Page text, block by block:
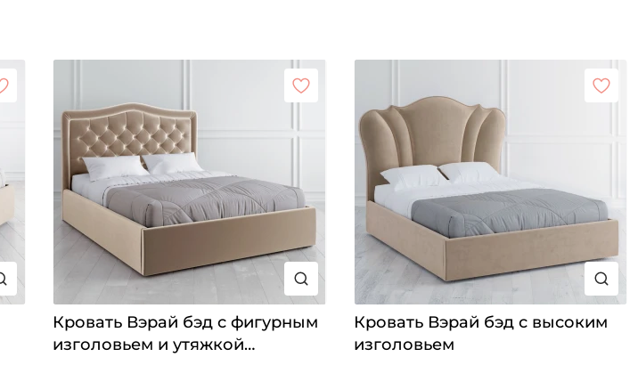
Кровать Вэрай бэд с фигурным
изголовьем и утяжкой
Кровать Вэрай бэд с высоким
изголовьем